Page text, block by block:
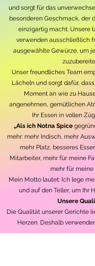
und sorgt für das
besonderen Geschmack, der
einzigartig macht. Unsere
verwenden ausschließlich
ausgewählte Gewürze, um
Unser freundliches Team
Lächeln und sorgt dafür,
Moment an wie zu
angenehmen, gemütlichen
Ihr Essen in vollen
„Als ich Notna Spice
mehr: mehr Indisch, mehr
mehr Platz, besseres
Mitarbeiter, mehr für meine
mehr für meine
Mein Motto lautet: Ich lege
und auf den Teller, um Ihr
Unsere
Die Qualität unserer Gerichte
Herzen. Deshalb